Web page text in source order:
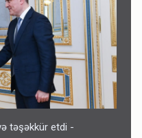
təşəkkür etdi -